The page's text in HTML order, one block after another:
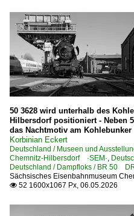
50 3628 wird unterhalb des
Hilbersdorf positioniert - Neben
das Nachtmotiv am Kohlebunker
Korbinian Eckert
Deutschland / Museen und
Chemnitz-Hilbersdorf ·SEM·,
Deutschland / Dampfloks / BR 50
Sächsisches Eisenbahnmuseum
 52 1600x1067 Px, 06.05.2026